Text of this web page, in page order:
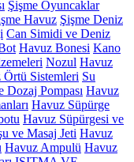
Şişme Oyuncaklar
Havuz Şişme Deniz
Can Simidi ve Deniz
Havuz Bonesi Kano
Nozul Havuz
Örtü Sistemleri Su
Dozaj Pompası Havuz
Havuz Süpürge
Havuz Süpürgesi ve
ve Masaj Jeti Havuz
Havuz Ampulü Havuz